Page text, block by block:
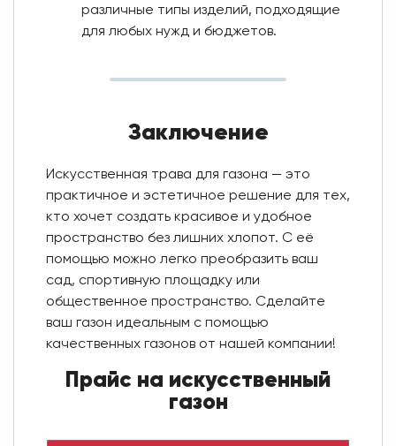
различные типы изделий, подходящие
для любых нужд и бюджетов.
Заключение
Искусственная трава для газона — это
практичное и эстетичное решение для тех,
кто хочет создать красивое и удобное
пространство без лишних хлопот. С её
помощью можно легко преобразить ваш
сад, спортивную площадку или
общественное пространство. Сделайте
ваш газон идеальным с помощью
качественных газонов от нашей компании!
Прайс на искусственный
газон